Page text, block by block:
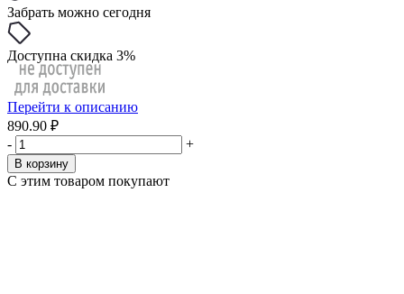
Забрать можно сегодня
Доступна скидка 3%
Перейти к описанию
890.90 ₽
-
+
В корзину
С этим товаром покупают